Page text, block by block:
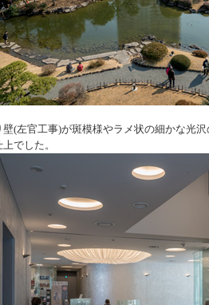
壁(左官工事)が斑模様やラメ状の細かな光
でした。